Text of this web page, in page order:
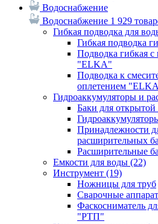
Водоснабжение
Водоснабжение 1 929
Гибкая подводка для
Гибкая подводка
Подводка гибкая
"ELKA"
Подводка к
оплетением
Гидроаккумуляторы и
Баки для
Принадлежности
расширительных
Расширительные
Емкости для воды (22)
Инструмент (19)
Ножницы для труб
Сварочные
Фаскосниматель
"РТП"